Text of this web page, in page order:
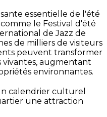
essentielle de l'été
le Festival d'été
de Jazz de
de milliers de visiteurs
peuvent transformer
vivantes, augmentant
environnantes.
calendrier culturel
une attraction